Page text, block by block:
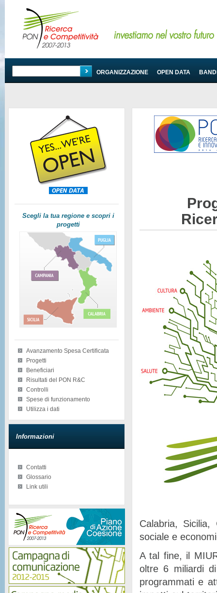
PROGRAMMA ORGANIZZAZIONE OPEN DATA
Scegli la tua regione e scopri i
progetti
Avanzamento Spesa Certificata
Progetti
Beneficiari
Risultati del PON R&C
Controlli
Spese di funzionamento
Utilizza i dati
Informazioni
Contatti
Glossario
Link utili
Calabria, Sicilia,
sociale e
A tal fine, il
oltre 6 miliardi
programmati e